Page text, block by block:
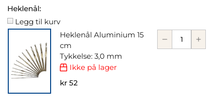
Heklenål:
Legg til kurv
Heklenål Aluminium 15
cm
Tykkelse: 3,0 mm
Ikke på lager
kr 52